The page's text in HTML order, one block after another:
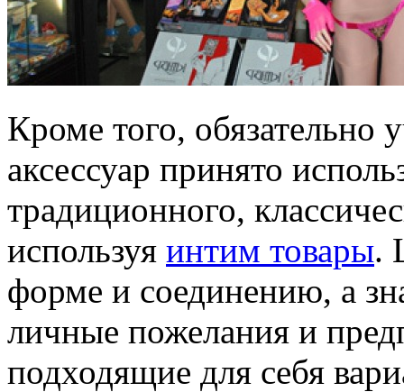
Кроме того, обязательно
аксессуар принято
традиционного,
используя интим товары.
форме и соединению, а
личные пожелания и
подходящие для себя